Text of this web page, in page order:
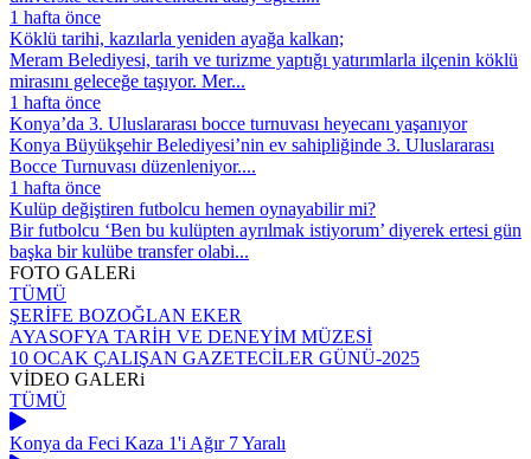
1 hafta önce
Köklü tarihi, kazılarla yeniden ayağa kalkan;
Meram Belediyesi, tarih ve turizme yaptığı yatırımlarla ilçenin köklü
mirasını geleceğe taşıyor. Mer...
1 hafta önce
Konya’da 3. Uluslararası bocce turnuvası heyecanı yaşanıyor
Konya Büyükşehir Belediyesi’nin ev sahipliğinde 3. Uluslararası
Bocce Turnuvası düzenleniyor....
1 hafta önce
Kulüp değiştiren futbolcu hemen oynayabilir mi?
Bir futbolcu ‘Ben bu kulüpten ayrılmak istiyorum’ diyerek ertesi gün
başka bir kulübe transfer olabi...
FOTO GALERi
TÜMÜ
ŞERİFE BOZOĞLAN EKER
AYASOFYA TARİH VE DENEYİM MÜZESİ
10 OCAK ÇALIŞAN GAZETECİLER GÜNÜ-2025
VİDEO GALERi
TÜMÜ
Konya da Feci Kaza 1'i Ağır 7 Yaralı